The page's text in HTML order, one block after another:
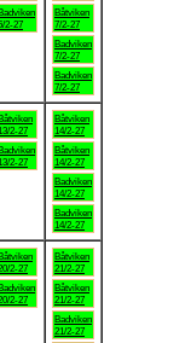
2-27
Båtviken
7/2-27
Badviken
7/2-27
Badviken
7/2-27
2-27
2-27
Båtviken
14/2-27
Båtviken
14/2-27
Badviken
14/2-27
Badviken
14/2-27
2-27
2-27
Båtviken
21/2-27
Båtviken
21/2-27
Badviken
21/2-27